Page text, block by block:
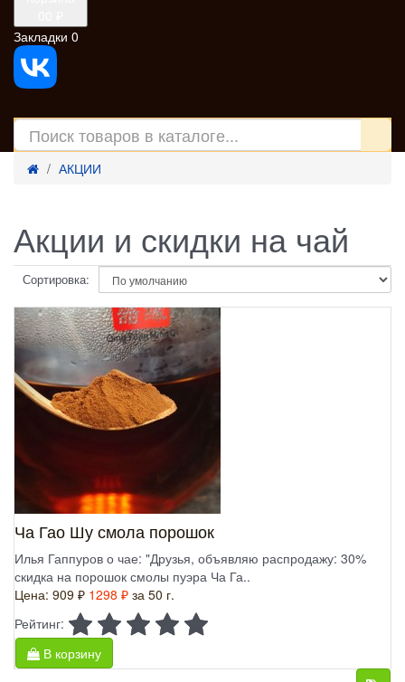
Закладки 0
АКЦИИ
Акции и скидки на чай
Сортировка:
Ча Гао Шу смола порошок
Илья Гаппуров о чае: "Друзья, объявляю распродажу: 30%
скидка на порошок смолы пуэра Ча Га..
Цена: 909 ₽ 1298 ₽ за 50 г.
Рейтинг:
В корзину